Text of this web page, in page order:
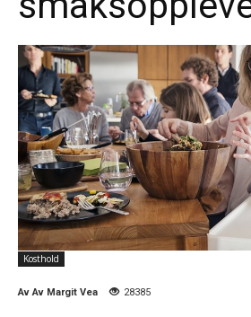
Kosthold
AvAv Margit Vea 28385